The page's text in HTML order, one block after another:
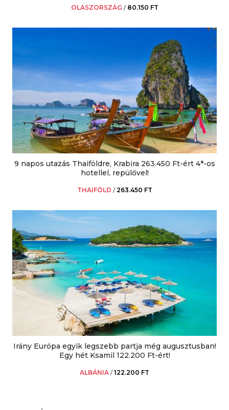
OLASZORSZÁG / 80.150 FT
9 napos utazás Thaiföldre, Krabira 263.450 Ft-ért 4*-os
hotellel, repülővel!
THAIFÖLD /263.450 FT
Irány Európa egyik legszebb partja még augusztusban!
Egy hét Ksamil 122.200 Ft-ért!
ALBÁNIA /122.200 FT